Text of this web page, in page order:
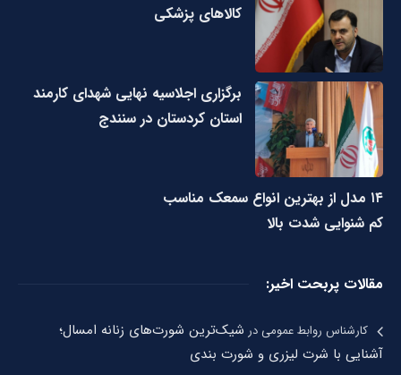
کالاهای پزشکی
برگزاری اجلاسیه نهایی شهدای کارمند
استان کردستان در سنندج
۱۴ مدل از بهترین انواع سمعک مناسب
کم شنوایی شدت بالا
مقالات پربحت اخیر:
کارشناس روابط عمومیدر شیک‌ترین شورت‌های زنانه امسال؛
آشنایی با شرت لیزری و شورت بندی